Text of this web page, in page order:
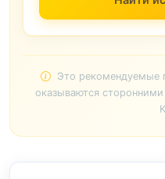
Это рекомендуемые
оказываются